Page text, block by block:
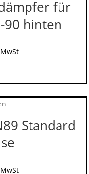
für
90 hinten
Standard